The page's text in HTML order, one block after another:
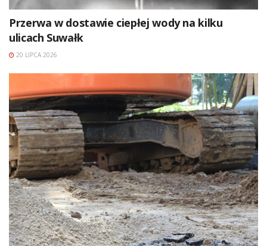
Przerwa w dostawie ciepłej wody na kilku
ulicach Suwałk
20 LIPCA 2026